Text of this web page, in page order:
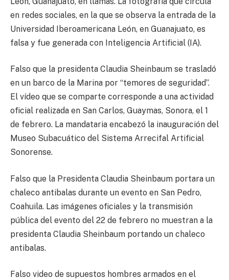
en redes sociales, en la que se observa la entrada de la
Universidad Iberoamericana León, en Guanajuato, es
falsa y fue generada con Inteligencia Artificial (IA).
Falso que la presidenta Claudia Sheinbaum se trasladó
en un barco de la Marina por “temores de seguridad”.
El vídeo que se comparte corresponde a una actividad
oficial realizada en San Carlos, Guaymas, Sonora, el 1
de febrero. La mandataria encabezó la inauguración del
Museo Subacuático del Sistema Arrecifal Artificial
Sonorense.
Falso que la Presidenta Claudia Sheinbaum portara un
chaleco antibalas durante un evento en San Pedro,
Coahuila. Las imágenes oficiales y la transmisión
pública del evento del 22 de febrero no muestran a la
presidenta Claudia Sheinbaum portando un chaleco
antibalas.
Falso video de supuestos hombres armados en el